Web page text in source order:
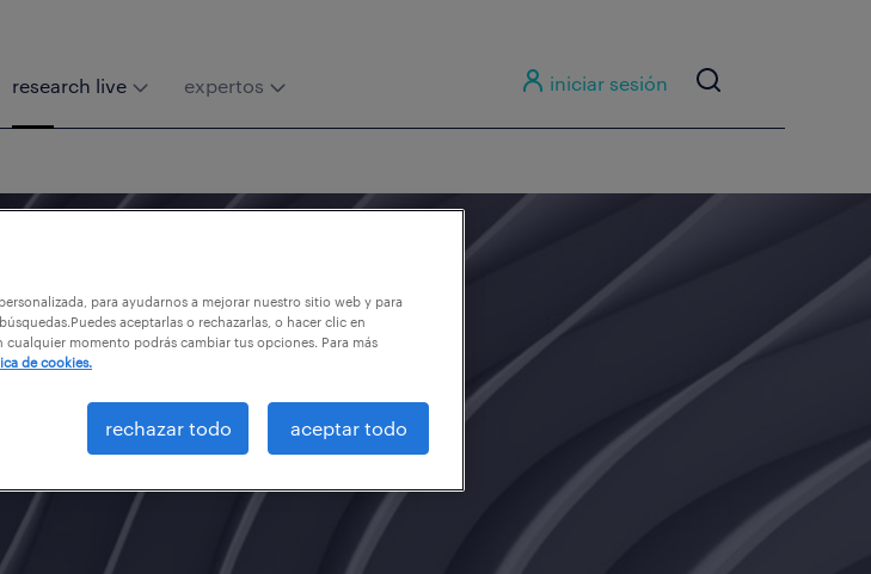
research live expertos iniciar sesión
la
del
para ayudarnos a mejorar nuestro sitio web y para
aceptarlas o rechazarlas, o hacer clic en
cualquier momento podrás cambiar tus opciones. Para más
de cookies.
rechazar todo aceptar todo